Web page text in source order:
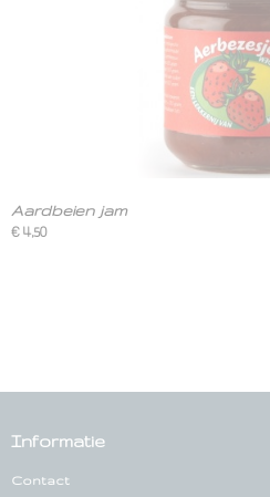
Aardbeien jam
€ 4,50
Informatie
Contact